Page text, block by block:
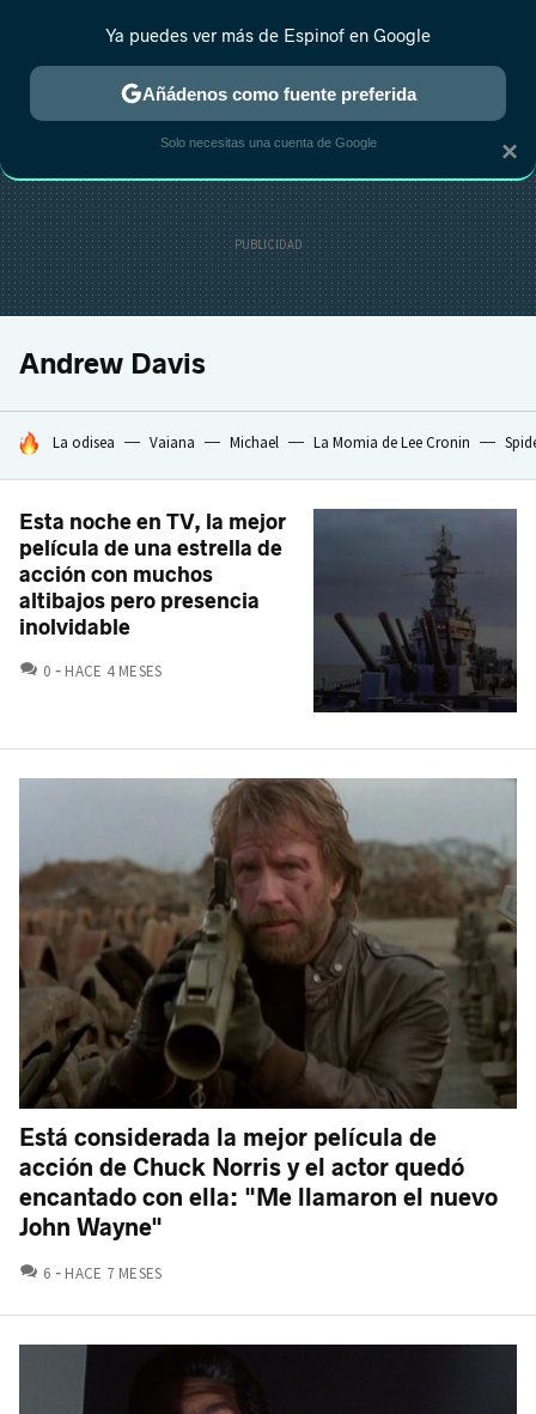
ESTRENOS REALITY ANIME RANKINGS CINE
Andrew Davis
HOY SE HABLA DE
La odisea Vaiana Michael La Momia de Lee Cronin
Esta noche en TV, la mejor
película de una estrella de
acción con muchos
altibajos pero presencia
inolvidable
0 COMENTARIOS
HACE 4 MESES
Está considerada la mejor película de
acción de Chuck Norris y el actor quedó
encantado con ella: "Me llamaron el nuevo
John Wayne"
6 COMENTARIOS
HACE 7 MESES
×
Ya puedes ver más de Espinof en Google
Añádenos como fuente preferida
Solo necesitas una cuenta de Google